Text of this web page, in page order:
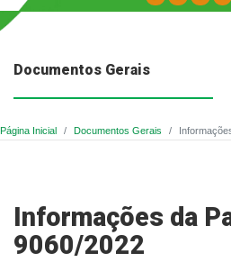
Documentos Gerais
Página Inicial Documentos Gerais
Informações da
9060/2022